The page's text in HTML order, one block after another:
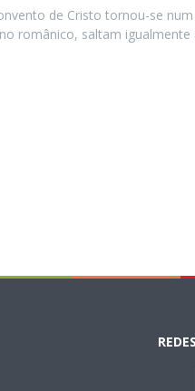
de Cristo tornou-se
românico, saltam igualmente